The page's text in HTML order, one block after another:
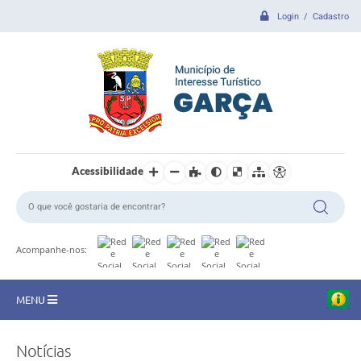
Login / Cadastro
Acessibilidade
Acompanhe-nos:
MENU
CIDADE
Notícias